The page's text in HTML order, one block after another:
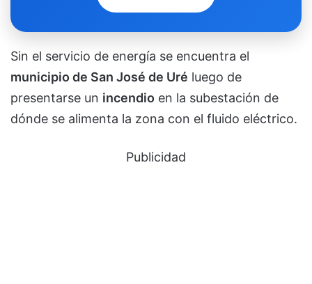
Sin el servicio de energía se encuentra el
municipio de San José de Uré luego de
presentarse un incendio en la subestación de
dónde se alimenta la zona con el fluido eléctrico.
Publicidad